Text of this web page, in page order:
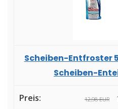
Scheiben-Entfroster
Scheiben-
12,98 EUR